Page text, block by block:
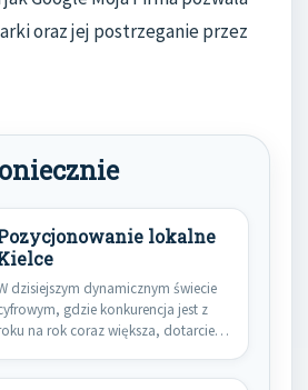
oraz jej postrzeganie przez
lokalne
dzisiejszym dynamicznym świecie
gdzie konkurencja jest z
na rok coraz większa, dotarcie…